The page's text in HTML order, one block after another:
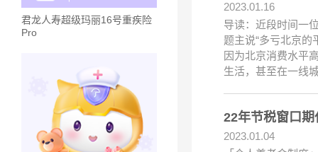
君龙人寿超级玛丽16号重疾险
Pro
2023.01.16
导读：近段时间一
题主说“多亏北京的
因为北京消费水平
生活，甚至在一线
22年节税窗口
2023.01.04